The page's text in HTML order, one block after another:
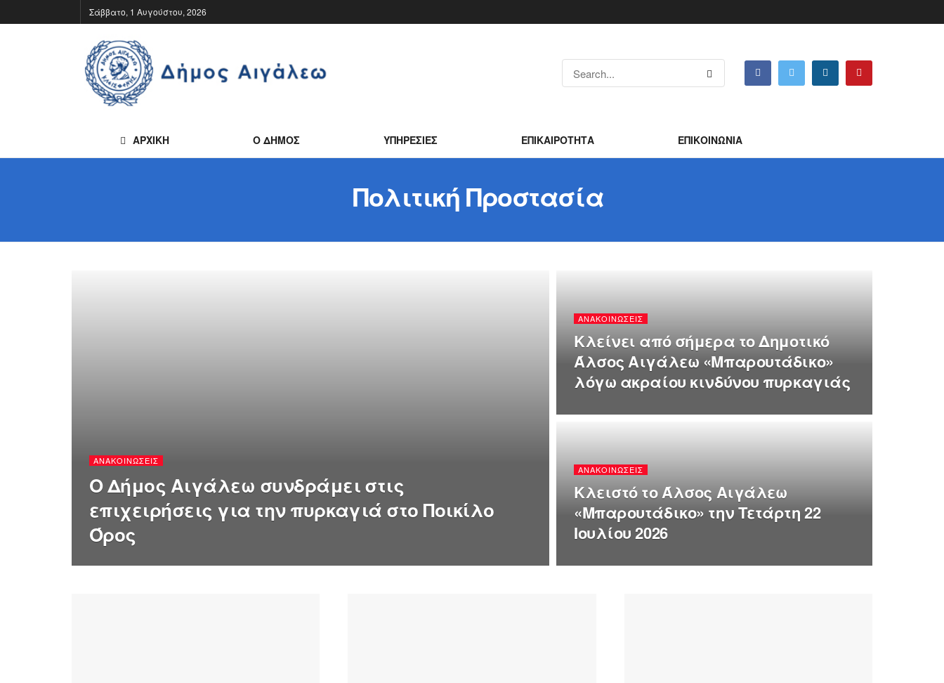
Σάββατο, 1 Αυγούστου, 2026
ΑΡΧΙΚΗ Ο ΔΗΜΟΣ ΥΠΗΡΕΣΙΕΣ ΕΠΙΚΑΙΡΟΤΗΤΑ ΕΠΙΚΟΙΝΩΝΙΑ
Πολιτική Προστασία
ΑΝΑΚΟΙΝΏΣΕΙΣ
Ο Δήμος Αιγάλεω συνδράμει στις
επιχειρήσεις για την πυρκαγιά στο Ποικίλο
Όρος
ΑΝΑΚΟΙΝΏΣΕΙΣ
Κλείνει από σήμερα το Δημοτικό
Άλσος Αιγάλεω «Μπαρουτάδικο»
λόγω ακραίου κινδύνου πυρκαγιάς
ΑΝΑΚΟΙΝΏΣΕΙΣ
Κλειστό το Άλσος Αιγάλεω
«Μπαρουτάδικο» την Τετάρτη 22
Ιουλίου 2026